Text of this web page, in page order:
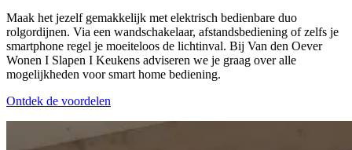
Maak het jezelf gemakkelijk met elektrisch bedienbare duo
rolgordijnen. Via een wandschakelaar, afstandsbediening of zelfs je
smartphone regel je moeiteloos de lichtinval. Bij Van den Oever
Wonen I Slapen I Keukens adviseren we je graag over alle
mogelijkheden voor smart home bediening.
Ontdek de voordelen